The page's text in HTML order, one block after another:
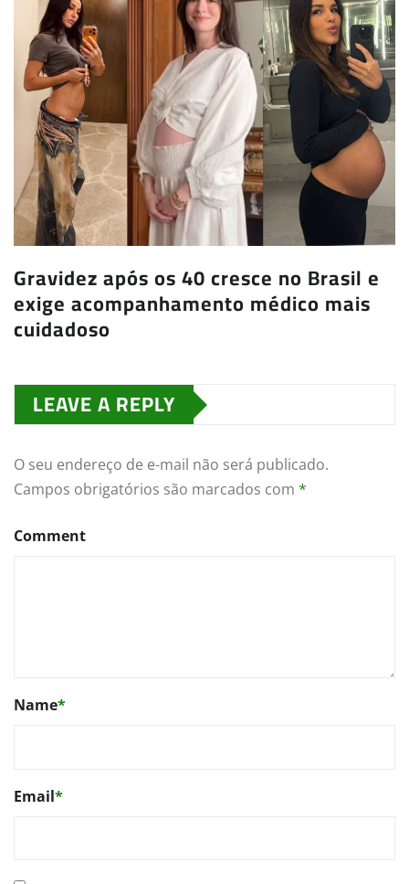
Gravidez após os 40 cresce no Brasil e
exige acompanhamento médico mais
cuidadoso
LEAVE A REPLY
O seu endereço de e-mail não será publicado.
Campos obrigatórios são marcados com *
Comment
Name*
Email*